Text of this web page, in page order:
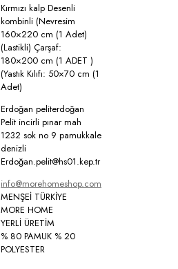
Kırmızı kalp Desenli
kombinli (Nevresim
160×220 cm (1 Adet)
(Lastikli) Çarşaf:
180×200 cm (1 ADET )
(Yastık Kılıfı: 50×70 cm (1
Adet)
Erdoğan peliterdoğan
Pelit incirli pınar mah
1232 sok no 9 pamukkale
denizli
Erdoğan.pelit@hs01.kep.tr
info@morehomeshop.com
MENŞEİ TÜRKİYE
MORE HOME
YERLİ ÜRETİM
% 80 PAMUK % 20
POLYESTER